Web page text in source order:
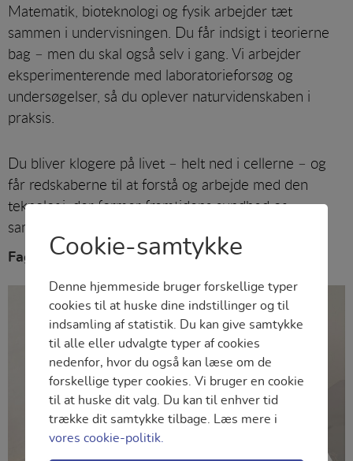
Matematik, bioteknologi og fysik arbejder tæt
sammen i undervisningen. Du får indsigt i teorierne
bag – men du skal også selv i gang. Vi arbejder
eksperimenterende med laboratorieforsøg og
undersøgelser, så du oplever naturvidenskaben i
praksis.
Du bliver klogere på livet – helt ned i cellerne – og
får redskaberne til at forstå og arbejde med den
teknologi, der former fremtidens sundhed og
samfund.
Fag Cookie-samtykke
Denne hjemmeside bruger forskellige typer
cookies til at huske dine indstillinger og til
indsamling af statistik. Du kan give samtykke
til alle eller udvalgte typer af cookies
nedenfor, hvor du også kan læse om de
forskellige typer cookies. Vi bruger en cookie
til at huske dit valg. Du kan til enhver tid
trække dit samtykke tilbage. Læs mere i
vores cookie-politik.